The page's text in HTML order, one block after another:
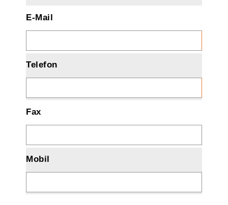
E-Mail
Telefon
Fax
Mobil